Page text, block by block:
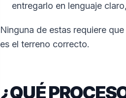
entregarlo en lenguaje
Ninguna de estas requiere
es el terreno correcto.
¿QUÉ